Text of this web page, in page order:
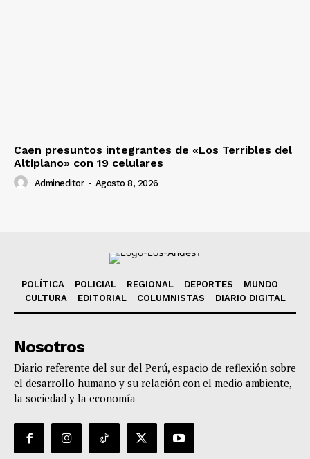
Caen presuntos integrantes de «Los Terribles del
Altiplano» con 19 celulares
Admineditor - Agosto 8, 2026
POLÍTICA POLICIAL REGIONAL DEPORTES
MUNDO
CULTURA
EDITORIAL COLUMNISTAS DIARIO DIGITAL
Nosotros
Diario referente del sur del Perú, espacio de reflexión sobre
el desarrollo humano y su relación con el medio ambiente,
la sociedad y la economía